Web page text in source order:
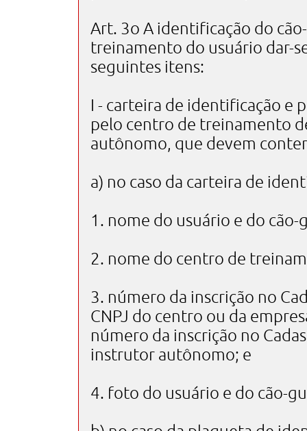
Art. 3o A identificação do
treinamento do usuário dar-
seguintes itens:
I - carteira de identificação e
pelo centro de treinamento
autônomo, que devem
a) no caso da carteira de
1. nome do usuário e do cão-
2. nome do centro de
3. número da inscrição no
CNPJ do centro ou da
número da inscrição no
instrutor autônomo; e
4. foto do usuário e do cão-